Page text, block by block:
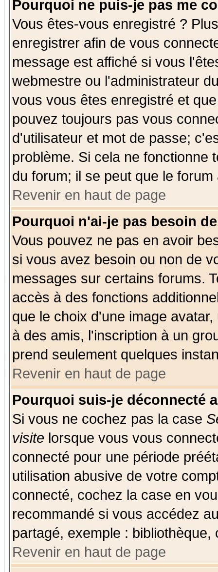
Pourquoi ne puis-je pas me
Vous êtes-vous enregistré ?
enregistrer afin de vous
message est affiché si vous
webmestre ou l'administrateur
vous vous êtes enregistré et
pouvez toujours pas vous
d'utilisateur et mot de passe;
problème. Si cela ne fonctionne
du forum; il se peut que le
Revenir en haut de page
Pourquoi n'ai-je pas besoin
Vous pouvez ne pas en avoir
si vous avez besoin ou non de
messages sur certains forums.
accès à des fonctions
que le choix d'une image
à des amis, l'inscription à un
prend seulement quelques
Revenir en haut de page
Pourquoi suis-je déconnecté
Si vous ne cochez pas la case
visite lorsque vous vous
connecté pour une période
utilisation abusive de votre
connecté, cochez la case en
recommandé si vous accédez
partagé, exemple :
Revenir en haut de page